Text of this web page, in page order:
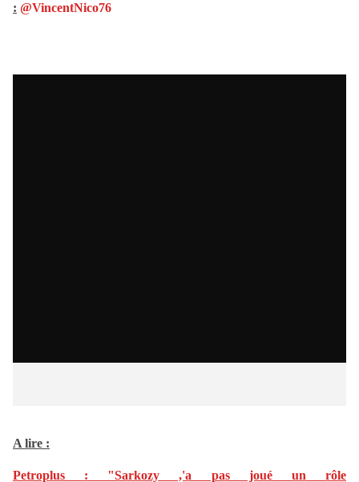
: @VincentNico76
A lire :
Petroplus : "Sarkozy ,'a pas joué un rôle